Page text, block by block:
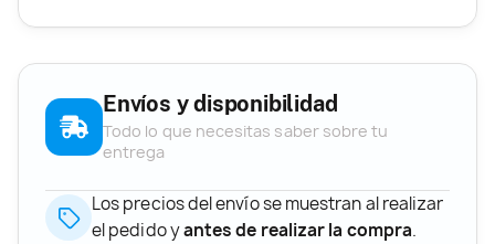
Envíos y disponibilidad
Todo lo que necesitas saber sobre tu
entrega
Los precios del envío se muestran al realizar
el pedido yantes de realizar la compra.